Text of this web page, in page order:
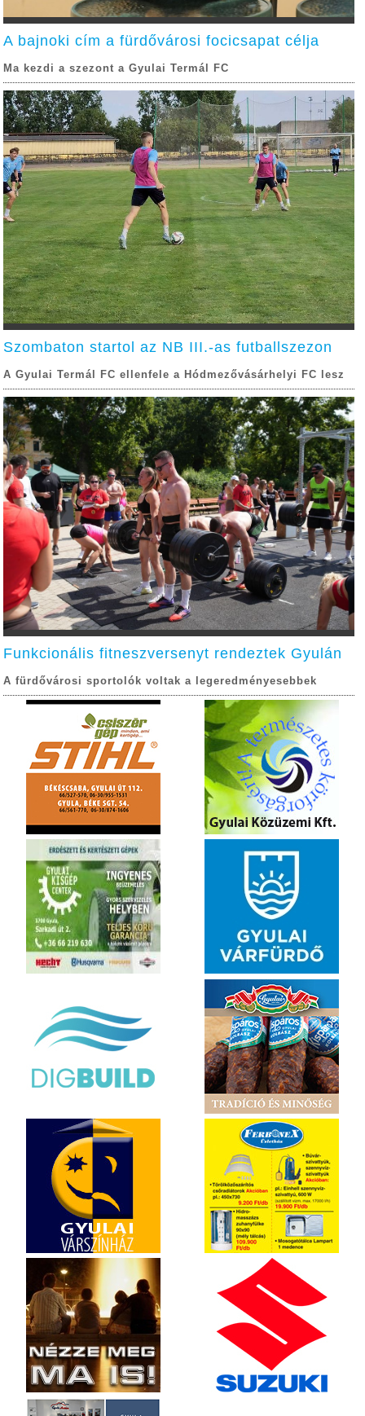
A bajnoki cím a fürdővárosi focicsapat célja
Ma kezdi a szezont a Gyulai Termál FC
Szombaton startol az NB III.-as futballszezon
A Gyulai Termál FC ellenfele a Hódmezővásárhelyi FC lesz
Funkcionális fitneszversenyt rendeztek Gyulán
A fürdővárosi sportolók voltak a legeredményesebbek